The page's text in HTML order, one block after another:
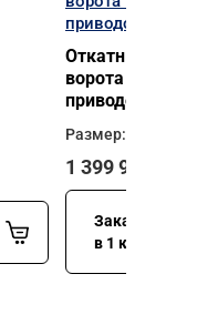
Откатные
ворота
приводом)
Размер: 3000 х
1 399 960
Заказать
в 1 клик